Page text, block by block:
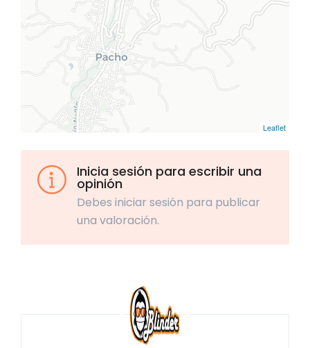
Leaflet
Inicia sesión para escribir una
opinión
Debes iniciar sesión para publicar
una valoración.